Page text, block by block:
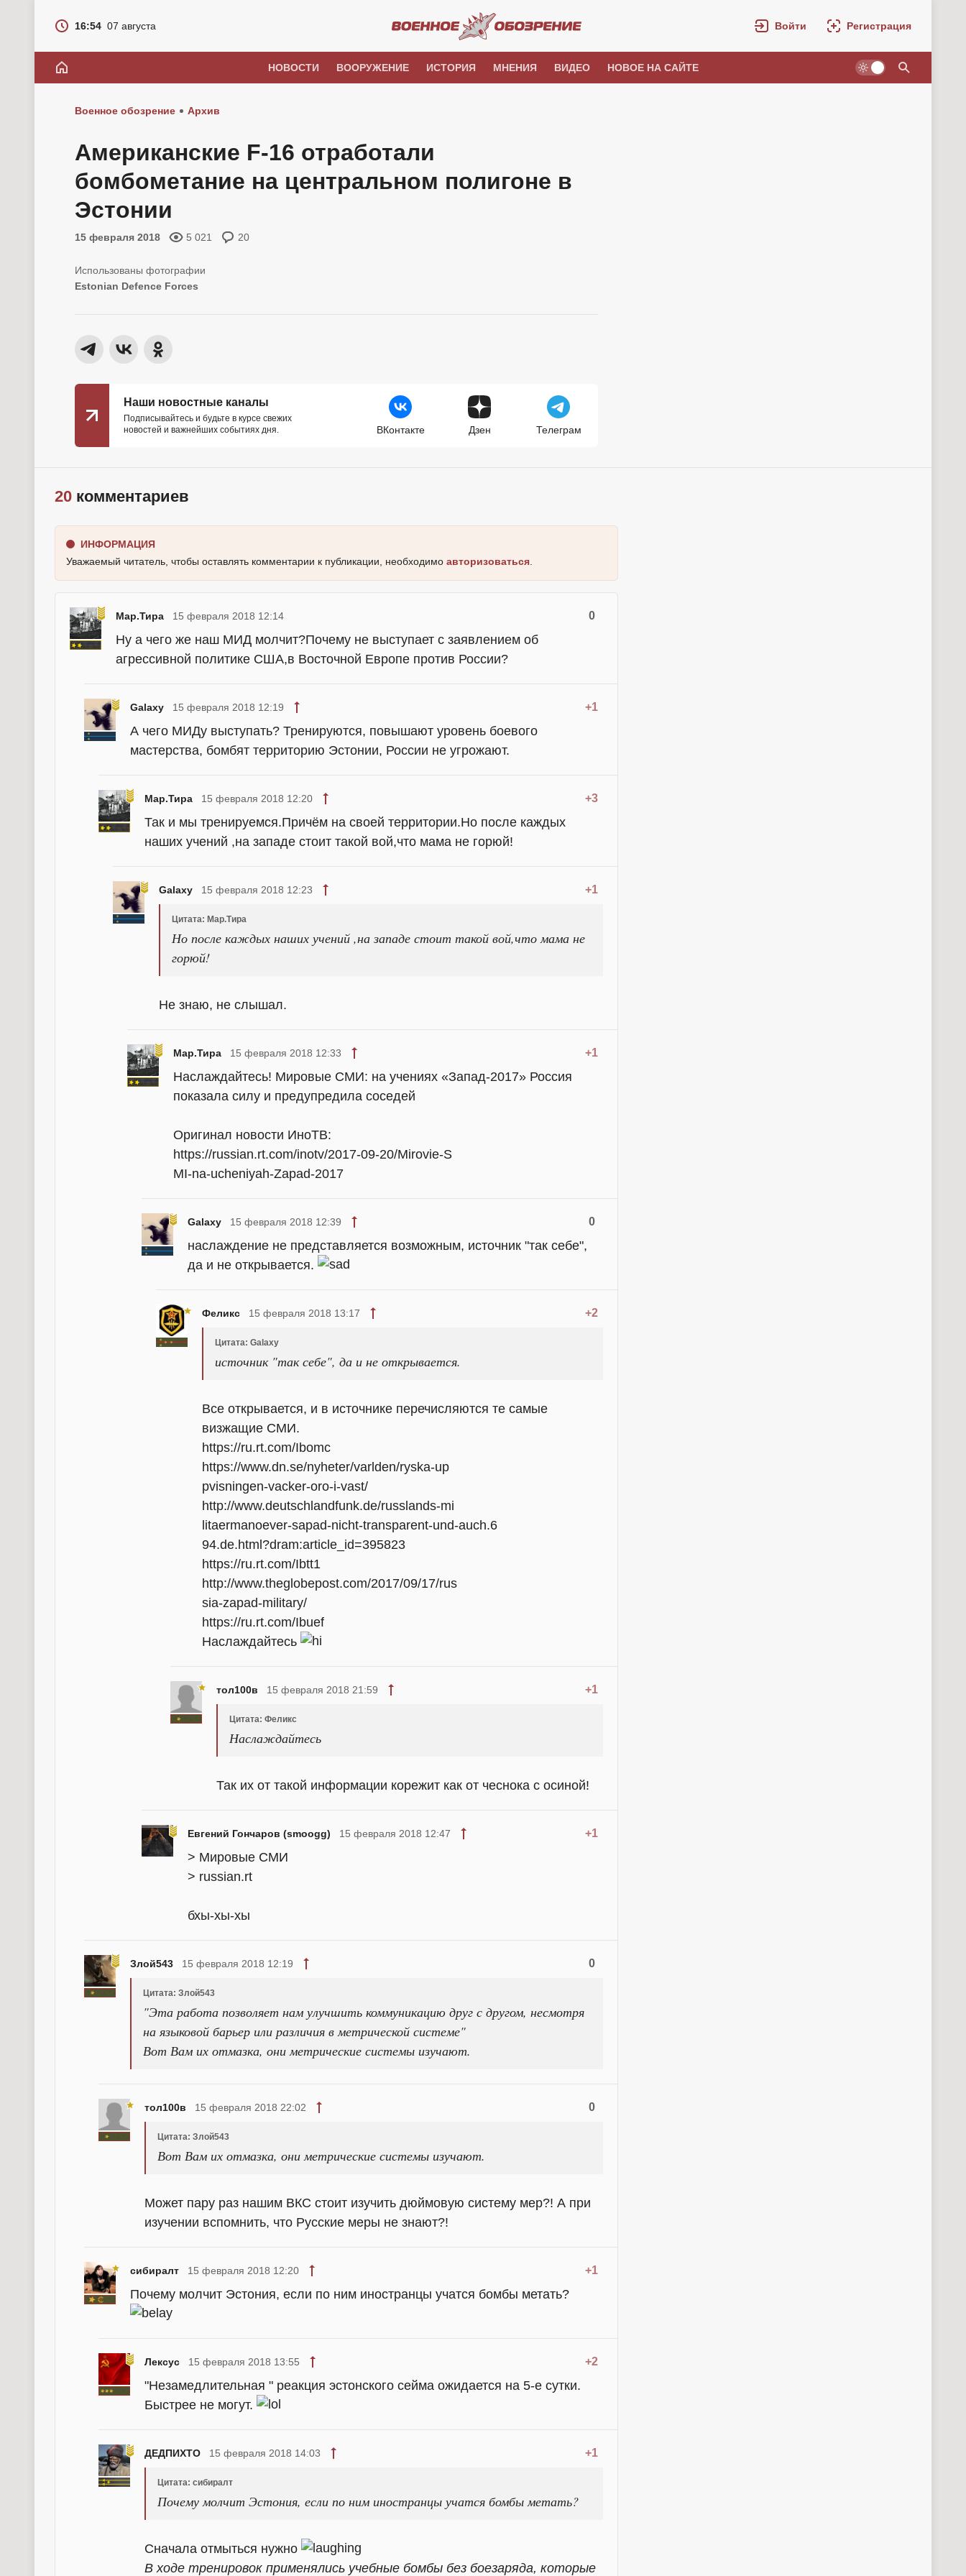
16:54 07 августа Войти Регистрация
НОВОСТИ ВООРУЖЕНИЕ ИСТОРИЯ МНЕНИЯ ВИДЕО НОВОЕ НА САЙТЕ
Военное обозрение Архив
Американские F-16 отработали
бомбометание на центральном полигоне в
Эстонии
15 февраля 2018 5 021 20
Estonian Defence Forces
Наши новостные каналы
Подписывайтесь и будьте в курсе свежих
новостей и важнейших событиях дня.
ВКонтакте Дзен Телеграм
20 комментариев
ИНФОРМАЦИЯ
Уважаемый читатель, чтобы оставлять комментарии к публикации, необходимо авторизоваться
Мар.Тира 0
15 февраля 2018 12:14
Ну а чего же наш МИД молчит?Почему не выступает с заявлением об
агрессивной политике США,в Восточной Европе против России?
Galaxy +1
15 февраля 2018 12:19
А чего МИДу выступать? Тренируются, повышают уровень боевого
мастерства, бомбят территорию Эстонии, России не угрожают.
Мар.Тира +3
15 февраля 2018 12:20
Так и мы тренируемся.Причём на своей территории.Но после каждых
наших учений ,на западе стоит такой вой,что мама не горюй!
Galaxy +1
15 февраля 2018 12:23
Цитата: Мар.Тира
Но после каждых наших учений ,на западе стоит такой вой,что мама не
горюй!
Не знаю, не слышал.
Мар.Тира +1
15 февраля 2018 12:33
Наслаждайтесь! Мировые СМИ: на учениях «Запад-2017» Россия
показала силу и предупредила соседей
Оригинал новости ИноТВ:
https://russian.rt.com/inotv/2017-09-20/Mirovie-S
MI-na-ucheniyah-Zapad-2017
Galaxy 0
15 февраля 2018 12:39
наслаждение не представляется возможным, источник "так себе",
да и не открывается.
Феликс +2
15 февраля 2018 13:17
Цитата: Galaxy
источник "так себе", да и не открывается.
Все открывается, и в источнике перечисляются те самые
визжащие СМИ.
https://ru.rt.com/Ibomc
https://www.dn.se/nyheter/varlden/ryska-up
pvisningen-vacker-oro-i-vast/
http://www.deutschlandfunk.de/russlands-mi
litaermanoever-sapad-nicht-transparent-und-auch.6
94.de.html?dram:article_id=395823
https://ru.rt.com/Ibtt1
http://www.theglobepost.com/2017/09/17/rus
sia-zapad-military/
https://ru.rt.com/Ibuef
Наслаждайтесь
тол100в +1
15 февраля 2018 21:59
Цитата: Феликс
Наслаждайтесь
Так их от такой информации корежит как от чеснока с осиной!
Евгений Гончаров (smoogg) +1
15 февраля 2018 12:47
> Мировые СМИ
> russian.rt
бхы-хы-хы
Злой543 0
15 февраля 2018 12:19
Цитата: Злой543
"Эта работа позволяет нам улучшить коммуникацию друг с другом, несмотря
на языковой барьер или различия в метрической системе"
Вот Вам их отмазка, они метрические системы изучают.
тол100в 0
15 февраля 2018 22:02
Цитата: Злой543
Вот Вам их отмазка, они метрические системы изучают.
Может пару раз нашим ВКС стоит изучить дюймовую систему мер?! А при
изучении вспомнить, что Русские меры не знают?!
сибиралт +1
15 февраля 2018 12:20
Почему молчит Эстония, если по ним иностранцы учатся бомбы метать?
Лексус +2
15 февраля 2018 13:55
"Незамедлительная " реакция эстонского сейма ожидается на 5-е сутки.
Быстрее не могут.
ДЕДПИХТО +1
15 февраля 2018 14:03
Цитата: сибиралт
Почему молчит Эстония, если по ним иностранцы учатся бомбы метать?
Сначала отмыться нужно
В ходе тренировок применялись учебные бомбы без боезаряда, которые